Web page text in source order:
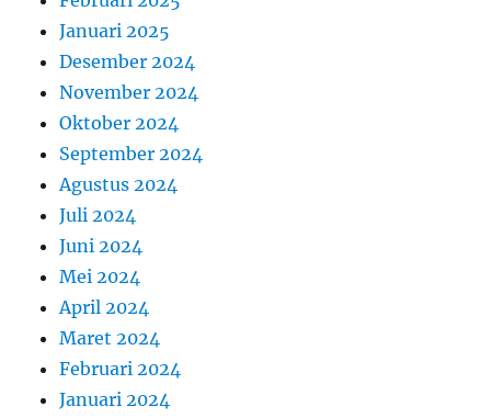
Januari 2025
Desember 2024
November 2024
Oktober 2024
September 2024
Agustus 2024
Juli 2024
Juni 2024
Mei 2024
April 2024
Maret 2024
Februari 2024
Januari 2024